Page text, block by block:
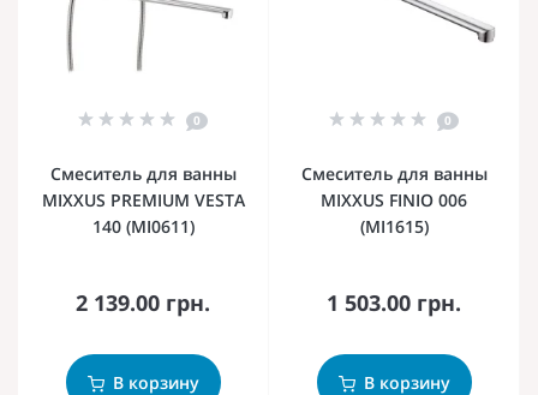
0
Смеситель для ванны
MIXXUS PREMIUM VESTA
140 (MI0611)
2 139.00 грн.
В корзину
0
Смеситель для ванны
MIXXUS FINIO 006
(MI1615)
1 503.00 грн.
В корзину